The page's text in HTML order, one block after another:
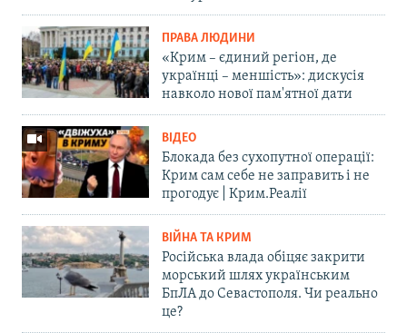
ПРАВА ЛЮДИНИ
«Крим – єдиний регіон, де
українці – меншість»: дискусія
навколо нової пам'ятної дати
ВІДЕО
Блокада без сухопутної операції:
Крим сам себе не заправить і не
прогодує | Крим.Реалії
ВІЙНА ТА КРИМ
Російська влада обіцяє закрити
морський шлях українським
БпЛА до Севастополя. Чи реально
це?